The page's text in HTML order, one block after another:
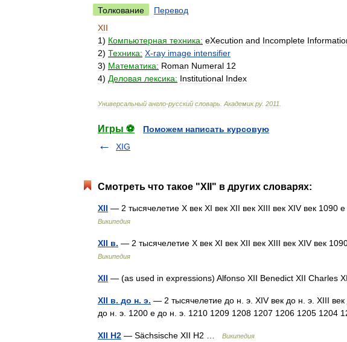
Толкование
Перевод
XII
1) Компьютерная техника: eXecution and Incomplete
2) Техника: X-ray image intensifier
3) Математика: Roman Numeral 12
4) Деловая лексика: Institutional Index
Универсальный англо-русский словарь Академик.ру. 2011
Игры ⚽
Поможем написать курсовую
XIG
Смотреть что такое "XII" в других словарях:
XII — 2 тысячелетие X век XI век XII век XIII век XIV век
Википедия
XII в. — 2 тысячелетие X век XI век XII век XIII век XIV век
Википедия
XII — (as used in expressions) Alfonso XII Benedict XII Charles
XII в. до н. э. — 2 тысячелетие до н. э. XIV век до н. э. XIII
до н. э. 1200 е до н. э. 1210 1209 1208 1207 1206 1205 1204
XII H2 — Sächsische XII H2 … Википедия